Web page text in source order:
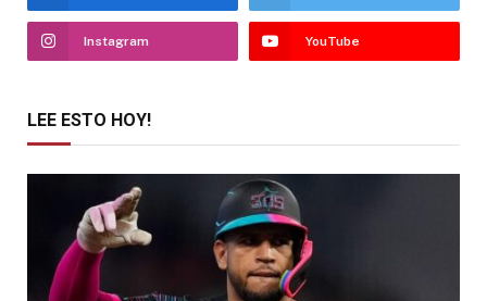
Instagram YouTube
LEE ESTO HOY!